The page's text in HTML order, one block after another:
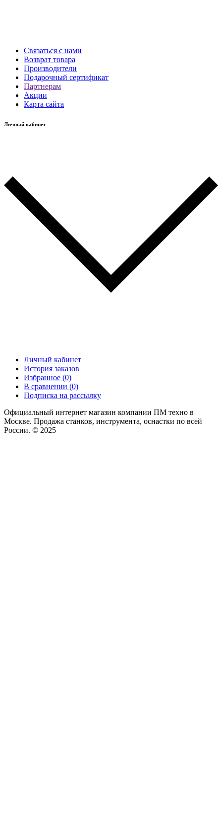
Связаться с нами
Возврат товара
Производители
Подарочный сертификат
Партнерам
Акции
Карта сайта
Личный кабинет
Личный кабинет
История заказов
Избранное (0)
В сравнении (0)
Подписка на рассылку
Официальный интернет магазин компании ПМ техно в
Москве. Продажа станков, инструмента, оснастки по всей
России. © 2025